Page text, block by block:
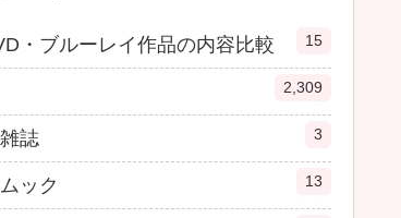
・ブルーレイ作品の内容比較 15
2,309
雑誌 3
ムック 13